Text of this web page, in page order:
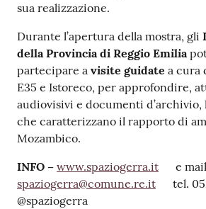
sua realizzazione.
Durante l’apertura della mostra, gli
della Provincia di Reggio Emilia
partecipare a visite guidate a cura
E35 e Istoreco, per approfondire,
audiovisivi e documenti d’archivio,
che caratterizzano il rapporto di
Mozambico.
INFO – www.spaziogerra.it
e mail
spaziogerra@comune.re.it
tel.
@spaziogerra